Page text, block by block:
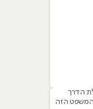
הדרך
המשפט הזה